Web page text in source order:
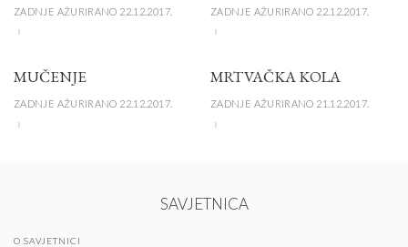
ZADNJE AŽURIRANO 22.12.2017. ZADNJE AŽURIRANO 22.12.2017.
MUČENJE
ZADNJE AŽURIRANO 22.12.2017.
MRTVAČKA KOLA
ZADNJE AŽURIRANO 21.12.2017.
SAVJETNICA
O SAVJETNICI